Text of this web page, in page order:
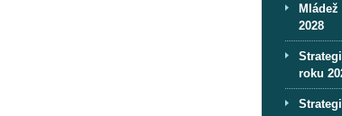
2028
roku